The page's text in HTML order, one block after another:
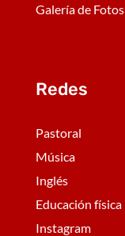
Galería de Fotos
Redes
Pastoral
Música
Inglés
Educación física
Instagram